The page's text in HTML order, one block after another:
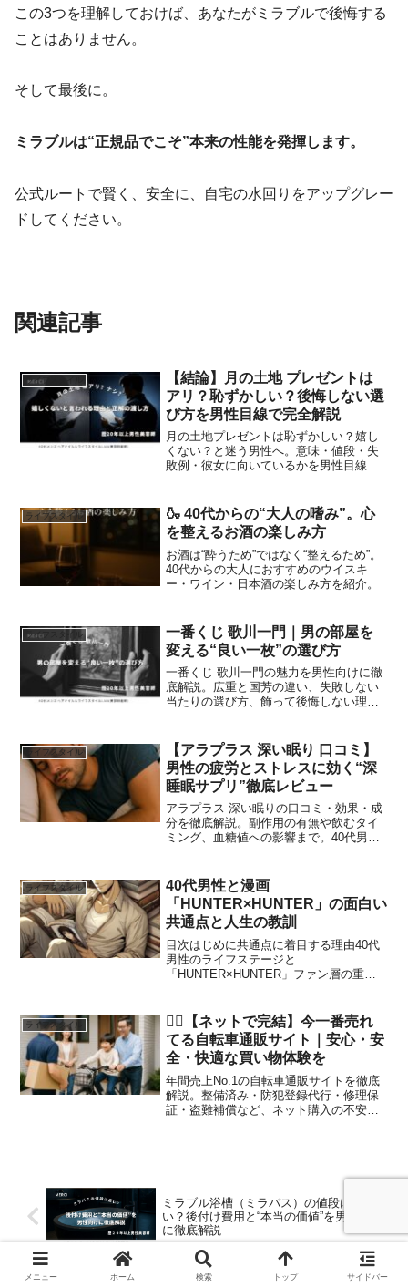
この3つを理解しておけば、あなたがミラブルで後悔する
ことはありません。
そして最後に。
ミラブルは“正規品でこそ”本来の性能を発揮します。
公式ルートで賢く、安全に、自宅の水回りをアップグレー
ドしてください。
関連記事
ライフスタイル
【結論】月の土地 プレゼントは
アリ？恥ずかしい？後悔しない選
び方を男性目線で完全解説
月の土地プレゼントは恥ずかしい？嬉し
くない？と迷う男性へ。意味・値段・失
敗例・彼女に向いているかを男性目線で
ライフスタイル
🍶 40代からの“大人の嗜み”。心
を整えるお酒の楽しみ方
お酒は“酔うため”ではなく“整えるため”。
40代からの大人におすすめのウイスキ
ー・ワイン・日本酒の楽しみ方を紹介。
ライフスタイル
一番くじ 歌川一門｜男の部屋を
変える“良い一枚”の選び方
一番くじ 歌川一門の魅力を男性向けに徹
底解説。広重と国芳の違い、失敗しない
当たりの選び方、飾って後悔しない理由
ライフスタイル
【アラプラス 深い眠り 口コミ】
男性の疲労とストレスに効く“深
睡眠サプリ”徹底レビュー
アラプラス 深い眠りの口コミ・効果・成
分を徹底解説。副作用の有無や飲むタイ
ミング、血糖値への影響まで。40代男性
ンとの違いも紹介します。
ライフスタイル
40代男性と漫画
「HUNTER×HUNTER」の面白い
共通点と人生の教訓
目次はじめに共通点に着目する理由40代
男性のライフステージと
「HUNTER×HUNTER」ファン層の重な
試練と成長の共通性多面的な物語の構造
と人生の複雑さハードワーク...
ライフスタイル
🚴‍♂️【ネットで完結】今一番売れ
てる自転車通販サイト｜安心・安
全・快適な買い物体験を
年間売上No.1の自転車通販サイトを徹底
解説。整備済み・防犯登録代行・修理保
証・盗難補償など、ネット購入の不安を
ミラブル浴槽（ミラバス）の値段は高
い？後付け費用と“本当の価値”を男性向け
に徹底解説
ミラブルで皮脂取りすぎは本当？乾燥・
メニュー ホーム 検索 トップ サイドバー